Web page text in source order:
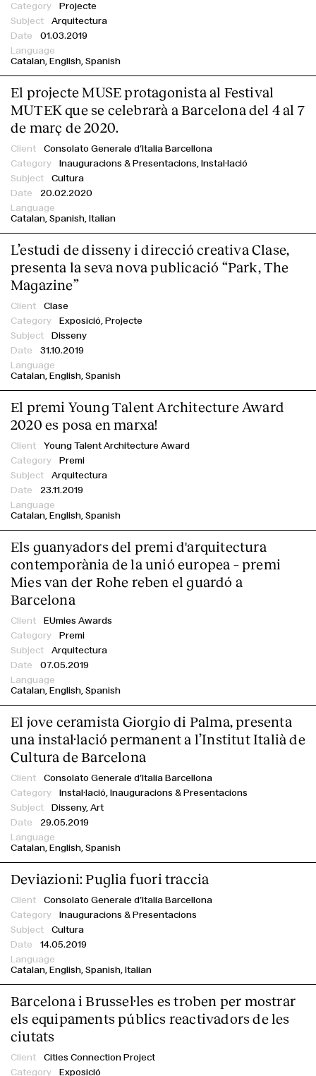
Projecte
Arquitectura
01.03.2019
Catalan English Spanish
El projecte MUSE protagonista al Festival
MUTEK que se celebrarà a Barcelona del 4 al 7
de març de 2020.
Consolato Generale d’Italia Barcellona
Inauguracions & Presentacions, Instal·lació
Cultura
20.02.2020
Catalan Spanish Italian
L’estudi de disseny i direcció creativa Clase,
presenta la seva nova publicació “Park, The
Magazine”
Clase
Exposició, Projecte
Disseny
31.10.2019
Catalan English Spanish
El premi Young Talent Architecture Award
2020 es posa en marxa!
Young Talent Architecture Award
Premi
Arquitectura
23.11.2019
Catalan English Spanish
Els guanyadors del premi d'arquitectura
contemporània de la unió europea – premi
Mies van der Rohe reben el guardó a
Barcelona
EUmies Awards
Premi
Arquitectura
07.05.2019
Catalan English Spanish
El jove ceramista Giorgio di Palma, presenta
una instal·lació permanent a l’Institut Italià de
Cultura de Barcelona
Consolato Generale d’Italia Barcellona
Instal·lació, Inauguracions & Presentacions
Disseny, Art
29.05.2019
Catalan English Spanish
Deviazioni: Puglia fuori traccia
Consolato Generale d’Italia Barcellona
Inauguracions & Presentacions
Cultura
14.05.2019
Catalan English Spanish Italian
Barcelona i Brussel·les es troben per mostrar
els equipaments públics reactivadors de les
ciutats
Cities Connection Project
Exposició